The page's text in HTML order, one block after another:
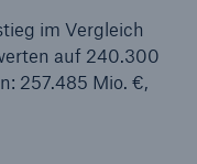
im Vergleich
auf 240.300
257.485 Mio. €,